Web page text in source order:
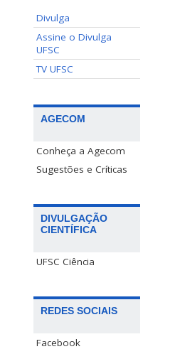
Divulga
Assine o Divulga
UFSC
TV UFSC
AGECOM
Conheça a Agecom
Sugestões e Críticas
DIVULGAÇÃO
CIENTÍFICA
UFSC Ciência
REDES SOCIAIS
Facebook